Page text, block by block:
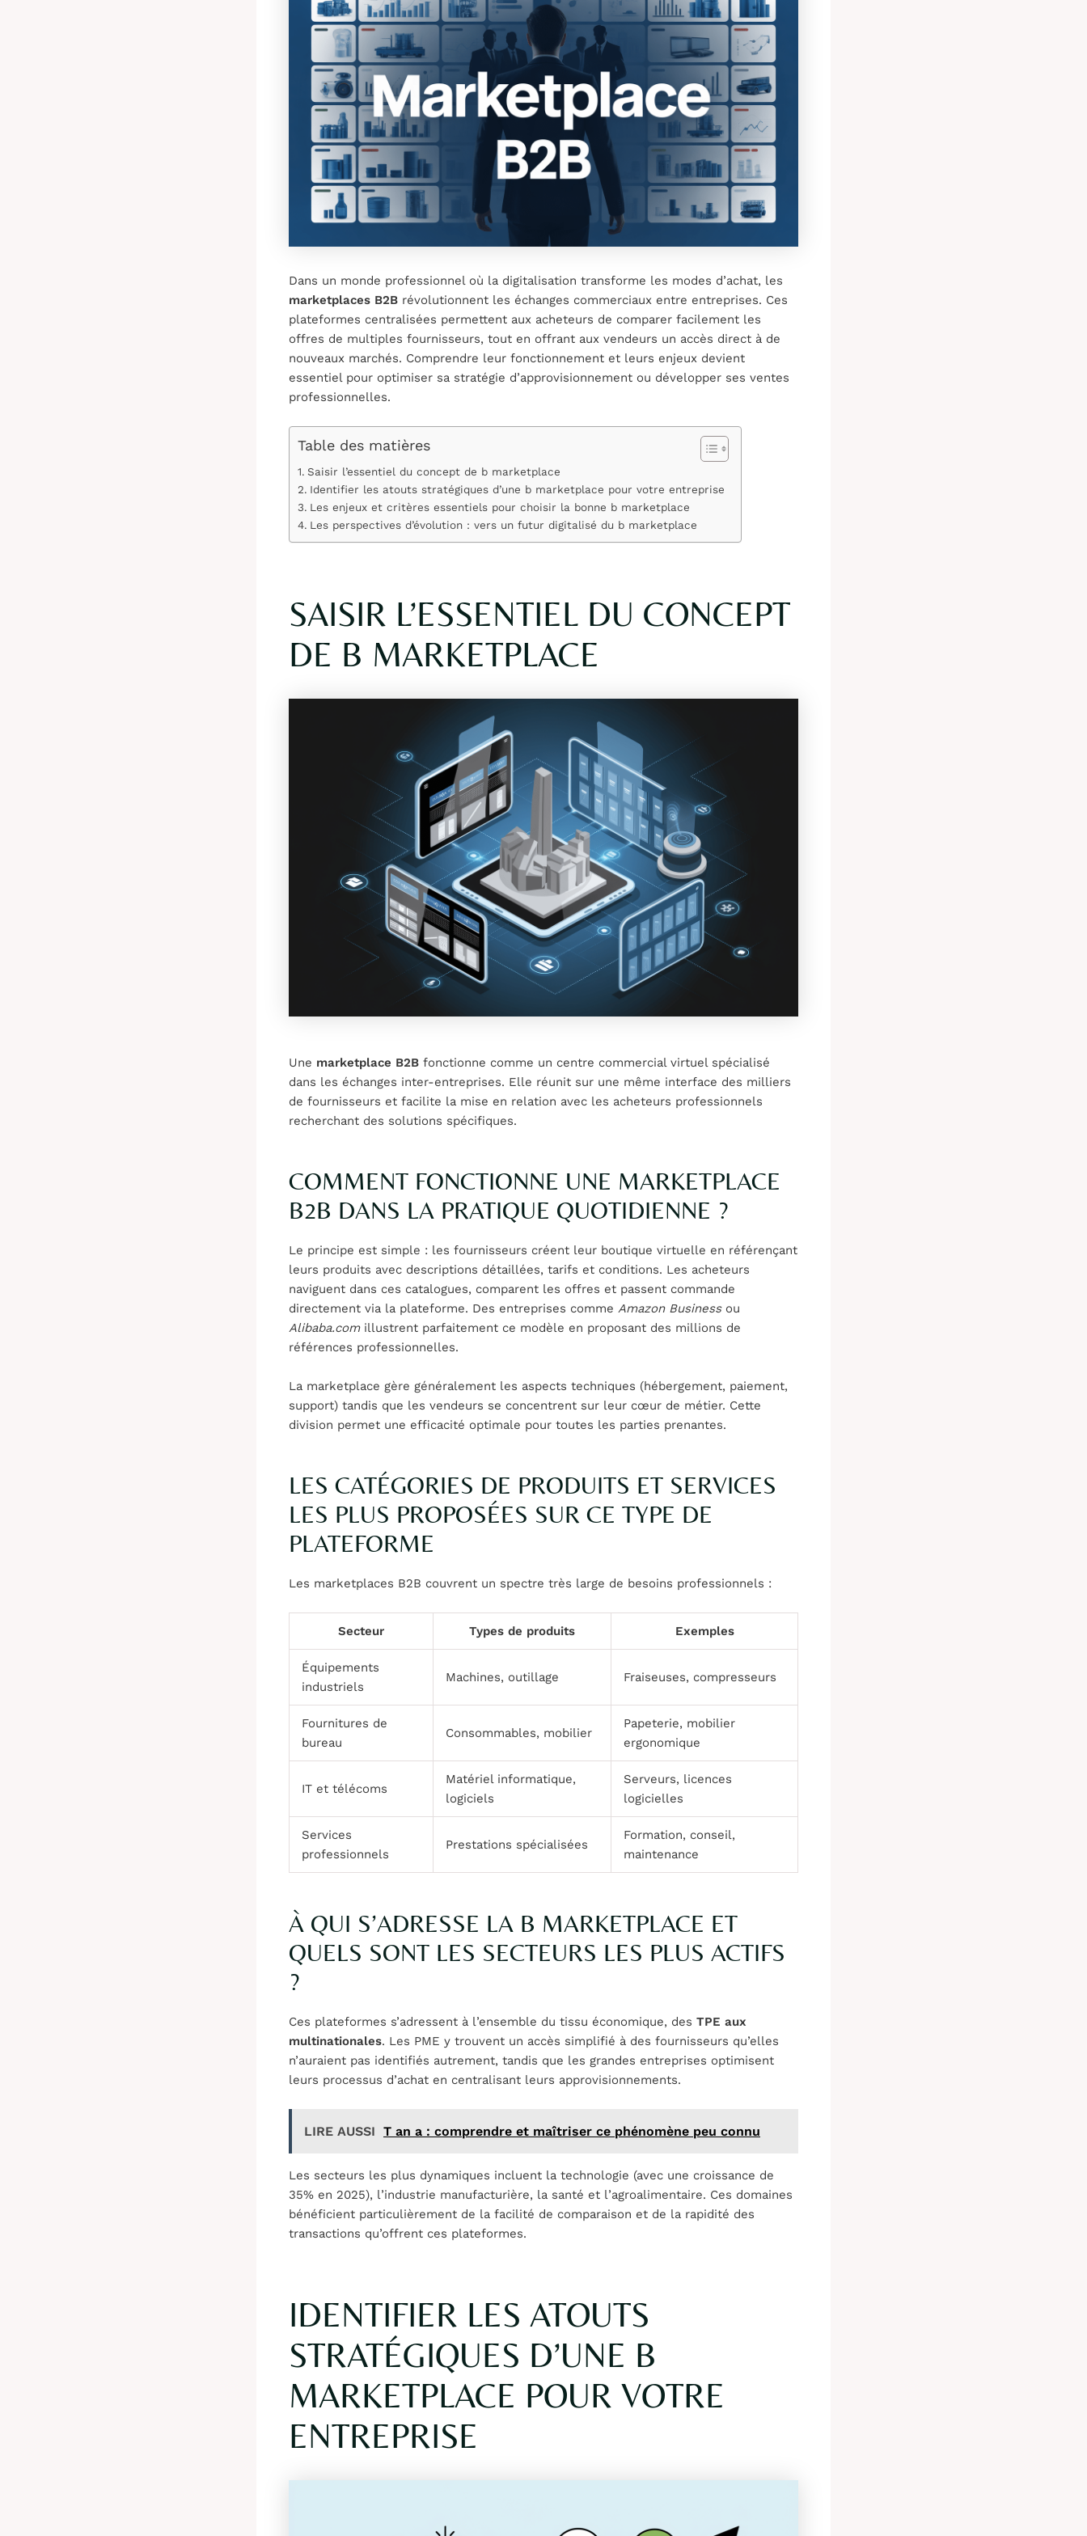
Dans un monde professionnel où la digitalisation transforme les modes d’achat, les
marketplaces B2B révolutionnent les échanges commerciaux entre entreprises. Ces
plateformes centralisées permettent aux acheteurs de comparer facilement les
offres de multiples fournisseurs, tout en offrant aux vendeurs un accès direct à de
nouveaux marchés. Comprendre leur fonctionnement et leurs enjeux devient
essentiel pour optimiser sa stratégie d’approvisionnement ou développer ses ventes
professionnelles.
Table des matières
Saisir l’essentiel du concept de b marketplace
Identifier les atouts stratégiques d’une b marketplace pour votre entreprise
Les enjeux et critères essentiels pour choisir la bonne b marketplace
Les perspectives d’évolution : vers un futur digitalisé du b marketplace
SAISIR L’ESSENTIEL DU CONCEPT
DE B MARKETPLACE
Une marketplace B2B fonctionne comme un centre commercial virtuel spécialisé
dans les échanges inter-entreprises. Elle réunit sur une même interface des milliers
de fournisseurs et facilite la mise en relation avec les acheteurs professionnels
recherchant des solutions spécifiques.
COMMENT FONCTIONNE UNE MARKETPLACE
B2B DANS LA PRATIQUE QUOTIDIENNE ?
Le principe est simple : les fournisseurs créent leur boutique virtuelle en référençant
leurs produits avec descriptions détaillées, tarifs et conditions. Les acheteurs
naviguent dans ces catalogues, comparent les offres et passent commande
directement via la plateforme. Des entreprises comme Amazon Businessou
Alibaba.comillustrent parfaitement ce modèle en proposant des millions de
références professionnelles.
La marketplace gère généralement les aspects techniques (hébergement, paiement,
support) tandis que les vendeurs se concentrent sur leur cœur de métier. Cette
division permet une efficacité optimale pour toutes les parties prenantes.
LES CATÉGORIES DE PRODUITS ET SERVICES
LES PLUS PROPOSÉES SUR CE TYPE DE
PLATEFORME
Les marketplaces B2B couvrent un spectre très large de besoins professionnels :
Secteur Types de produits Exemples
Équipements
industriels
Machines, outillage Fraiseuses, compresseurs
Fournitures de
bureau
Consommables, mobilier
Papeterie, mobilier
ergonomique
IT et télécoms
Matériel informatique,
logiciels
Serveurs, licences
logicielles
Services
professionnels
Prestations spécialisées
Formation, conseil,
maintenance
À QUI S’ADRESSE LA B MARKETPLACE ET
QUELS SONT LES SECTEURS LES PLUS ACTIFS
?
Ces plateformes s’adressent à l’ensemble du tissu économique, des TPE aux
multinationales. Les PME y trouvent un accès simplifié à des fournisseurs qu’elles
n’auraient pas identifiés autrement, tandis que les grandes entreprises optimisent
leurs processus d’achat en centralisant leurs approvisionnements.
LIRE AUSSI T an a : comprendre et maîtriser ce phénomène peu connu
Les secteurs les plus dynamiques incluent la technologie (avec une croissance de
35% en 2025), l’industrie manufacturière, la santé et l’agroalimentaire. Ces domaines
bénéficient particulièrement de la facilité de comparaison et de la rapidité des
transactions qu’offrent ces plateformes.
IDENTIFIER LES ATOUTS
STRATÉGIQUES D’UNE B
MARKETPLACE POUR VOTRE
ENTREPRISE